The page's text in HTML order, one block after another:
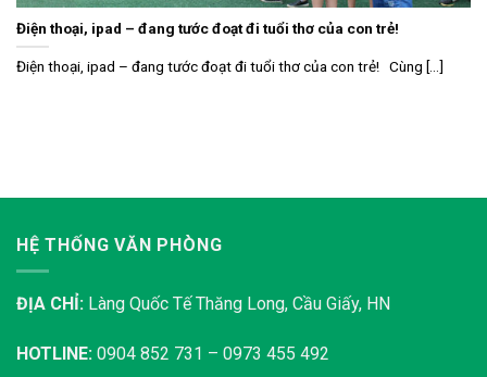
Điện thoại, ipad – đang tước đoạt đi tuổi thơ của con trẻ!
Điện thoại, ipad – đang tước đoạt đi tuổi thơ của con trẻ! Cùng [...]
HỆ THỐNG VĂN PHÒNG
ĐỊA CHỈ: Làng Quốc Tế Thăng Long, Cầu Giấy, HN
HOTLINE: 0904 852 731 – 0973 455 492